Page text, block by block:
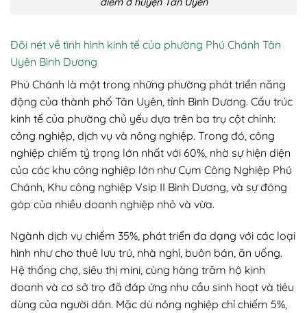
Đôi nét về tình hình kinh tế của phường Phú Chánh Tân
Uyên Bình Dương
Phú Chánh là một trong những phường phát triển năng
động của thành phố Tân Uyên, tỉnh Bình Dương. Cấu trúc
kinh tế của phường chủ yếu dựa trên ba trụ cột chính:
công nghiệp, dịch vụ và nông nghiệp. Trong đó, công
nghiệp chiếm tỷ trọng lớn nhất với 60%, nhờ sự hiện diện
của các khu công nghiệp lớn như Cụm Công Nghiệp Phú
Chánh, Khu công nghiệp Vsip II Bình Dương, và sự đóng
góp của nhiều doanh nghiệp nhỏ và vừa.
Ngành dịch vụ chiếm 35%, phát triển đa dạng với các loại
hình như cho thuê lưu trú, nhà nghỉ, buôn bán, ăn uống.
Hệ thống chợ, siêu thị mini, cùng hàng trăm hộ kinh
doanh và cơ sở trọ đã đáp ứng nhu cầu sinh hoạt và tiêu
dùng của người dân. Mặc dù nông nghiệp chỉ chiếm 5%,